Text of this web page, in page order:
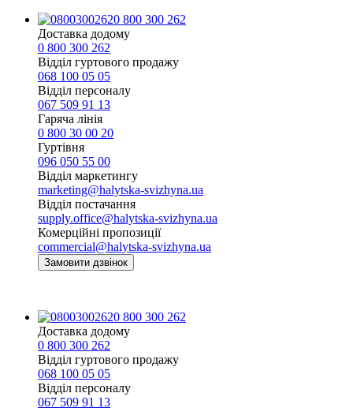
0 800 300 262
Доставка додому
0 800 300 262
Відділ гуртового продажу
068 100 05 05​
Відділ персоналу
067 509 91 13
Гаряча лінія
0 800 30 00 20
Гуртівня
096 050 55 00
Відділ маркетингу
marketing@halytska-svizhyna.ua
Відділ постачання
supply.office@halytska-svizhyna.ua
Комерційні пропозиції
commercial@halytska-svizhyna.ua
Замовити дзвінок
0 800 300 262
Доставка додому
0 800 300 262
Відділ гуртового продажу
068 100 05 05​
Відділ персоналу
067 509 91 13